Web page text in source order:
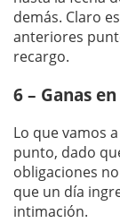
demás. Claro
anteriores
recargo.
6 – Ganas
Lo que vamos
punto, dado
obligaciones
que un día
intimación.